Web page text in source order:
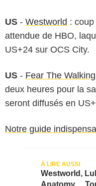
US - Westworld :
attendue de HBO,
US+24 sur OCS City.
US - Fear The
deux heures pour la
seront diffusés en
Notre guide
Westworld,
Anatomy…